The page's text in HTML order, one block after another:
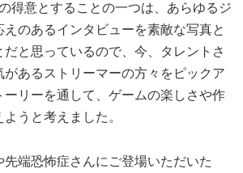
得意とすることの一つは、あらゆるジ
のあるインタビューを素敵な写真と
と思っているので、今、タレントさ
あるストリーマーの方々をピックア
ーリーを通して、ゲームの楽しさや作
うと考えました。
端恐怖症さんにご登場いただいた